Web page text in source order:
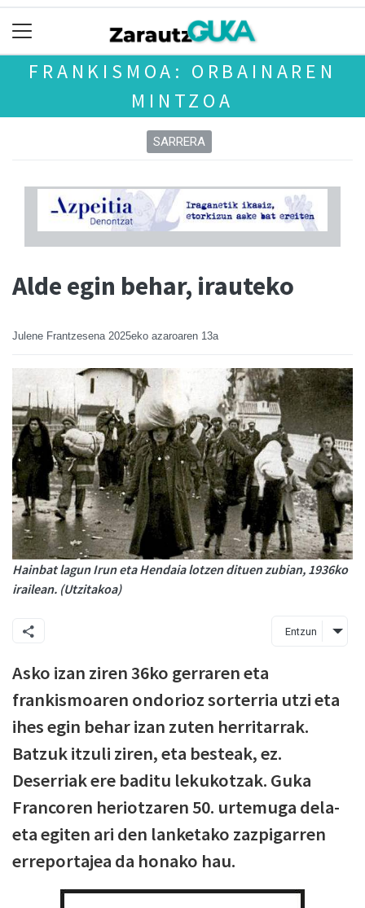
FRANKISMOA: ORBAINAREN
MINTZOA
SARRERA
Alde egin behar, irauteko
Julene Frantzesena 2025eko azaroaren 13a
Hainbat lagun Irun eta Hendaia lotzen dituen zubian, 1936ko
irailean. (Utzitakoa)
Entzun
Asko izan ziren 36ko gerraren eta
frankismoaren ondorioz sorterria utzi eta
ihes egin behar izan zuten herritarrak.
Batzuk itzuli ziren, eta besteak, ez.
Deserriak ere baditu lekukotzak. Guka
Francoren heriotzaren 50. urtemuga dela-
eta egiten ari den lanketako zazpigarren
erreportajea da honako hau.